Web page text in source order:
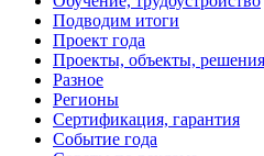
Подводим итоги
Проект года
Проекты, объекты, решения
Разное
Регионы
Сертификация, гарантия
Событие года